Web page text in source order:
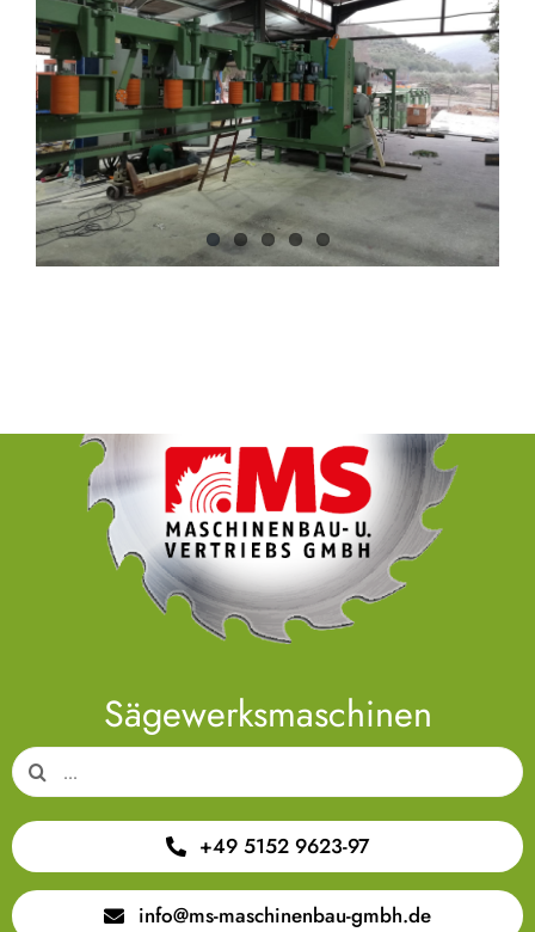
Sägewerksmaschinen
Suche
nach:
+49 5152 9623-97
info@ms-maschinenbau-gmbh.de